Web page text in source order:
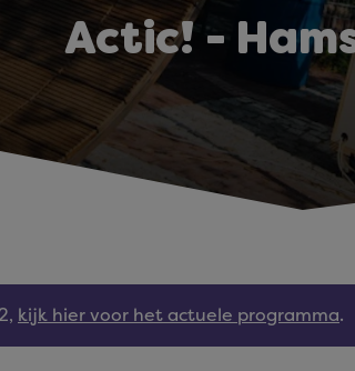
Actic! -
kijk hier voor het actuele programma.